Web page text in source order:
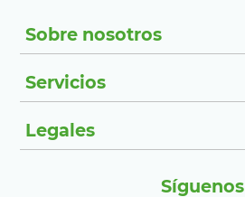
Sobre nosotros
Servicios
Legales
Síguenos